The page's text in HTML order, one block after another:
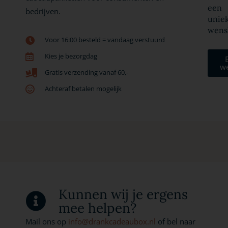
bedrijven.
Voor 16:00 besteld = vandaag verstuurd
Kies je bezorgdag
Gratis verzending vanaf 60,-
Achteraf betalen mogelijk
een
Kunnen wij je ergens
mee helpen?
Mail ons op info@drankcadeaubox.nl of bel naar